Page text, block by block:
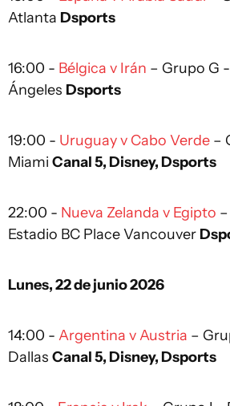
Atlanta Dsports
16:00 - Bélgica v Irán – Grupo G
Ángeles Dsports
19:00 - Uruguay v Cabo Verde –
Miami Canal 5, Disney, Dsports
22:00 - Nueva Zelanda v Egipto
Estadio BC Place Vancouver
Lunes, 22 de junio 2026
14:00 - Argentina v Austria –
Dallas Canal 5, Disney, Dsports